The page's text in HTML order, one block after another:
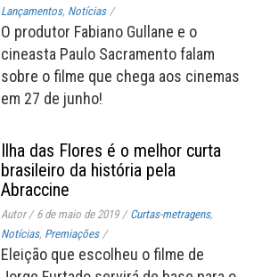
Lançamentos, Notícias /
O produtor Fabiano Gullane e o
cineasta Paulo Sacramento falam
sobre o filme que chega aos cinemas
em 27 de junho!
Ilha das Flores é o melhor curta
brasileiro da história pela
Abraccine
Autor/ 6 de maio de 2019 / Curtas-metragens,
Notícias, Premiações /
Eleição que escolheu o filme de